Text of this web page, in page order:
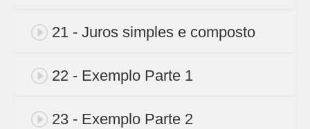
21 - Juros simples e composto
22 - Exemplo Parte 1
23 - Exemplo Parte 2